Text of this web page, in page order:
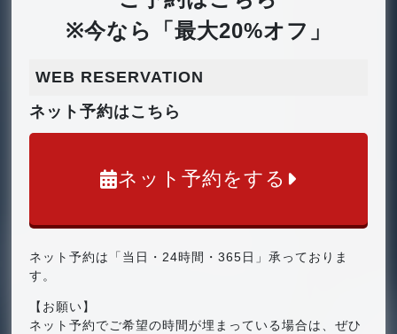
※今なら「最大20%オフ」
WEB RESERVATION
ネット予約はこちら
ネット予約をする
ネット予約は「当日・24時間・365日」承っておりま
す。
【お願い】
ネット予約でご希望の時間が埋まっている場合は、ぜひ